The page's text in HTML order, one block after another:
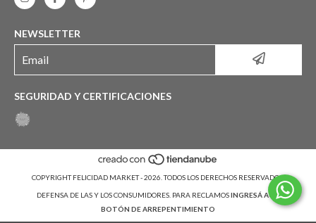
NEWSLETTER
SEGURIDAD Y CERTIFICACIONES
COPYRIGHT FELICIDAD MARKET - 2026. TODOS LOS DERECHOS RESERVADOS.
DEFENSA DE LAS Y LOS CONSUMIDORES. PARA RECLAMOS INGRESÁ ACÁ.
BOTÓN DE ARREPENTIMIENTO